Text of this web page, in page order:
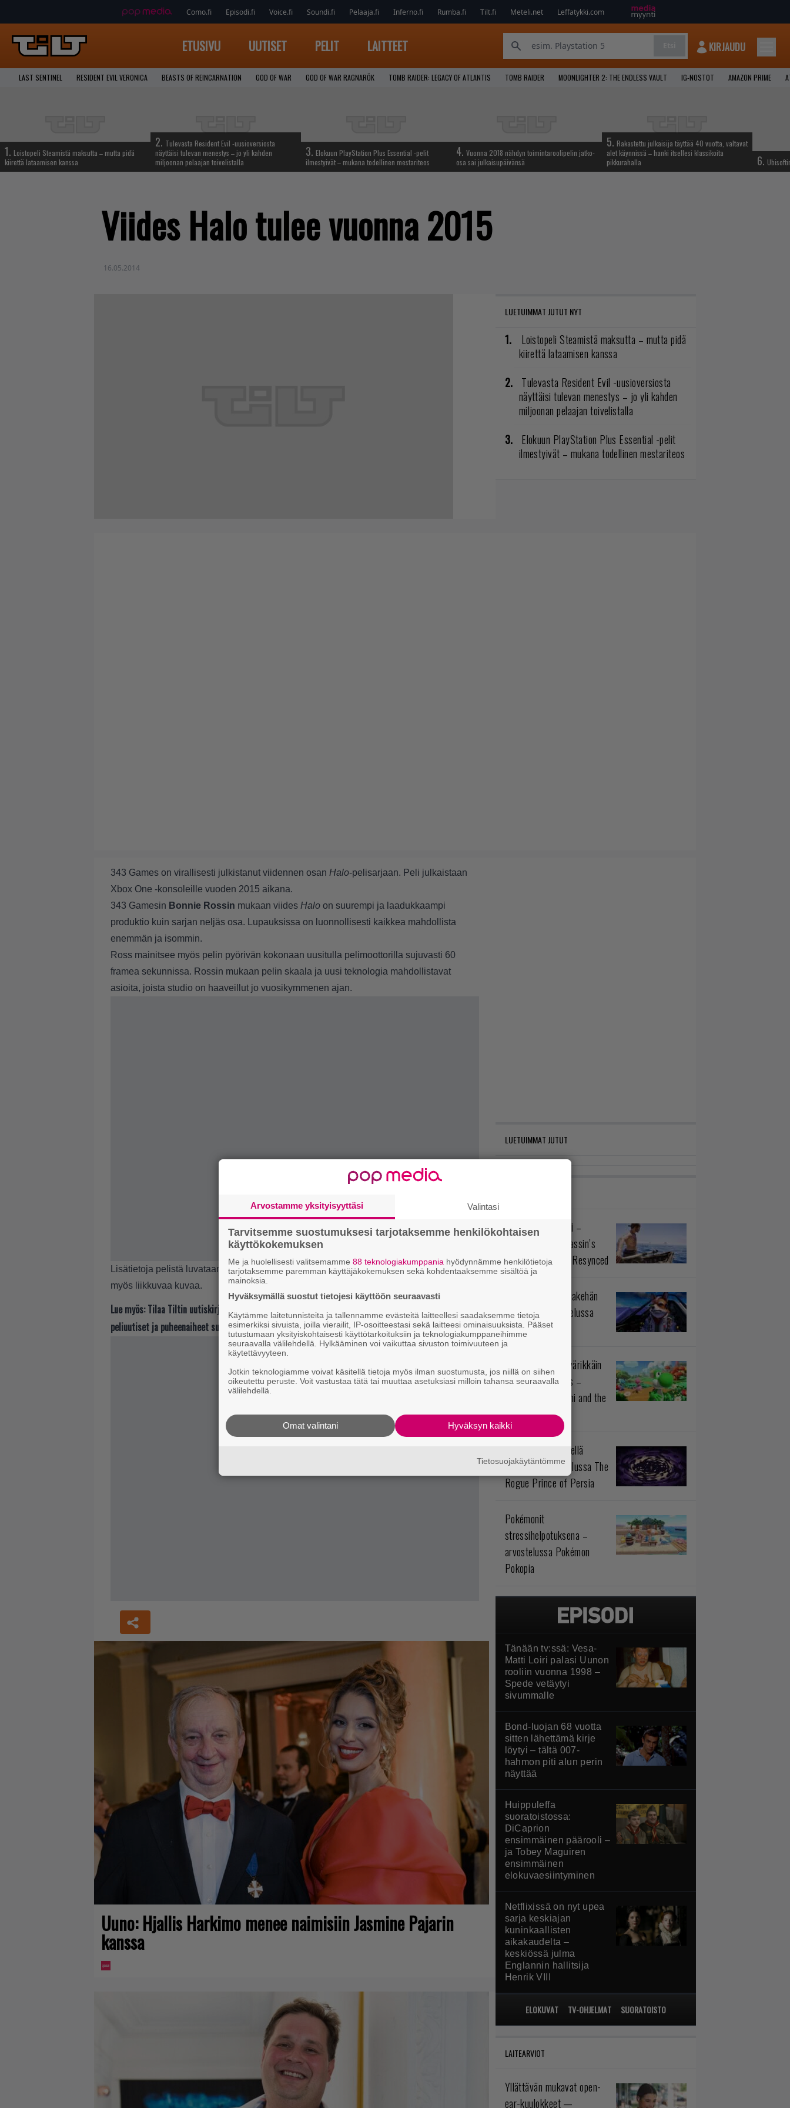
Como.fi Episodi.fi Voice.fi Soundi.fi Pelaaja.fi Inferno.fi Rumba.fi Tilt.fi Meteli.net Leffatykki.com
ETUSIVU UUTISET PELIT LAITTEET KIRJAUDU
LAST SENTINEL RESIDENT EVIL VERONICA BEASTS OF REINCARNATION GOD OF WAR GOD OF WAR RAGNARÖK TOMB RAIDER: LEGACY OF ATLANTIS TOMB RAIDER MOONLIGHTER 2: THE ENDLESS VAULT IG-NOSTOT AMAZON PRIME
1. Loistopeli Steamistä maksutta – mutta pidä
kiirettä lataamisen kanssa
2. Tulevasta Resident Evil -uusioversiosta
näyttäisi tulevan menestys – jo yli kahden
miljoonan pelaajan toivelistalla
3. Elokuun PlayStation Plus Essential -pelit
ilmestyivät – mukana todellinen mestariteos
4. Vuonna 2018 nähdyn toimintaroolipelin jatko-
osa sai julkaisupäivänsä
5. Rakastettu julkaisija täyttää 40 vuotta, valtavat
alet käynnissä – hanki itsellesi klassikoita
pikkurahalla
6.
Viides Halo tulee vuonna 2015
16.05.2014
LUETUIMMAT JUTUT NYT
Loistopeli Steamistä maksutta – mutta pidä
kiirettä lataamisen kanssa
Tulevasta Resident Evil -uusioversiosta
näyttäisi tulevan menestys – jo yli kahden
miljoonan pelaajan toivelistalla
Elokuun PlayStation Plus Essential -pelit
ilmestyivät – mukana todellinen mestariteos
343 Games on virallisesti julkistanut viidennen osan Halo-pelisarjaan. Peli julkaistaan
Xbox One -konsoleille vuoden 2015 aikana.
343 Gamesin Bonnie Rossin mukaan viides Halo on suurempi ja laadukkaampi
produktio kuin sarjan neljäs osa. Lupauksissa on luonnollisesti kaikkea mahdollista
enemmän ja isommin.
Ross mainitsee myös pelin pyörivän kokonaan uusitulla pelimoottorilla sujuvasti 60
framea sekunnissa. Rossin mukaan pelin skaala ja uusi teknologia mahdollistavat
asioita, joista studio on haaveillut jo vuosikymmenen ajan.
Lisätietoja pelistä luvataan kesän E3-messuilla, jolloin toivottavasti pelistä on luvassa
myös liikkuvaa kuvaa.
Lue myös: Tilaa Tiltin uutiskirje ja tiedät mistä kahvitauolla puhutaan! Nappaa ajankohtaiset
peliuutiset ja puheenaiheet suoraan sähköpostiin tästä.
Uuno: Hjallis Harkimo menee naimisiin Jasmine Pajarin
kanssa
LUETUIMMAT JUTUT
Nuori mies ja meri –
arvostelussa Assassin’s
Creed Black Flag Resynced
Avaruusromua ilmakehän
täydeltä – arvostelussa
Star Fox
Ympäristötiedon värikkäin
opintokokonaisuus –
arvostelussa Yoshi and the
Mysterious Book
Levoton prinssi siellä
odottaa – arvostelussa The
Rogue Prince of Persia
Pokémonit
stressihelpotuksena –
arvostelussa Pokémon
Pokopia
Tänään tv:ssä: Vesa-
Matti Loiri palasi Uunon
rooliin vuonna 1998 –
Spede vetäytyi
sivummalle
Bond-luojan 68 vuotta
sitten lähettämä kirje
löytyi – tältä 007-
hahmon piti alun perin
näyttää
Huippuleffa
suoratoistossa:
DiCaprion
ensimmäinen päärooli –
ja Tobey Maguiren
ensimmäinen
elokuvaesiintyminen
Netflixissä on nyt upea
sarja keskiajan
kuninkaallisten
aikakaudelta –
keskiössä julma
Englannin hallitsija
Henrik VIII
ELOKUVAT TV-OHJELMAT SUORATOISTO
LAITEARVIOT
Yllättävän mukavat open-
ear-kuulokkeet —
Arvostamme yksityisyyttäsi Valintasi
Tarvitsemme suostumuksesi tarjotaksemme henkilökohtaisen
käyttökokemuksen
Me ja huolellisesti valitsemamme 88 teknologiakumppania hyödynnämme henkilötietoja
tarjotaksemme paremman käyttäjäkokemuksen sekä kohdentaaksemme sisältöä ja
mainoksia.
Hyväksymällä suostut tietojesi käyttöön seuraavasti
Käytämme laitetunnisteita ja tallennamme evästeitä laitteellesi saadaksemme tietoja
esimerkiksi sivuista, joilla vierailit, IP-osoitteestasi sekä laitteesi ominaisuuksista. Pääset
tutustumaan yksityiskohtaisesti käyttötarkoituksiin ja teknologiakumppaneihimme
seuraavalla välilehdellä. Hylkääminen voi vaikuttaa sivuston toimivuuteen ja
käytettävyyteen.
Jotkin teknologiamme voivat käsitellä tietoja myös ilman suostumusta, jos niillä on siihen
oikeutettu peruste. Voit vastustaa tätä tai muuttaa asetuksiasi milloin tahansa seuraavalla
välilehdellä.
Hyväksyn kaikki
Omat valintani
Tietosuojakäytäntömme